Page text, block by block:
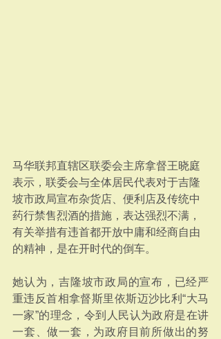
马华联邦直辖区联委会主席拿督王晓庭
表示，联委会与全体居民代表对于吉隆
坡市政局宣布杂货店、便利店及传统中
药行禁售烈酒的措施，表达强烈不满，
有关举措有违首都开放中庸和经商自由
的精神，是在开时代的倒车。
她认为，吉隆坡市政局的宣布，已经严
重违反首相拿督斯里依斯迈沙比利“大马
一家”的理念，令到人民认为政府是在讲
一套、做一套，为政府目前所做出的努